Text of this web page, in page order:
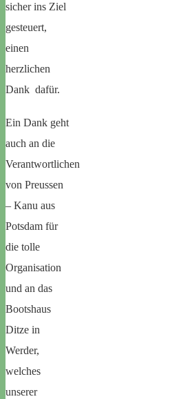
sicher ins Ziel
gesteuert,
einen
herzlichen
Dank dafür.
Ein Dank geht
auch an die
Verantwortlichen
von Preussen
– Kanu aus
Potsdam für
die tolle
Organisation
und an das
Bootshaus
Ditze in
Werder,
welches
unserer